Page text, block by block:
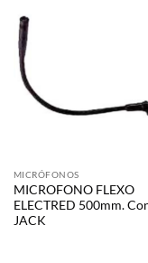
MICRÓFONOS
MICROFONO FLEXO
ELECTRED 500mm.
JACK